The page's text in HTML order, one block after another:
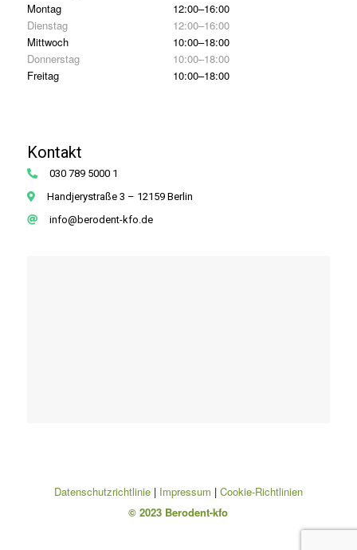
Montag
12:00–16:00
Dienstag
12:00–16:00
Mittwoch
10:00–18:00
Donnerstag
10:00–18:00
Freitag
10:00–18:00
Kontakt
030 789 5000 1
Handjerystraße 3 – 12159 Berlin
info@berodent-kfo.de
Datenschutzrichtlinie| Impressum | Cookie-Richtlinien
© 2023 Berodent-kfo